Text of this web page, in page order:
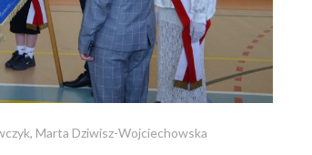
, Marta Dziwisz-Wojciechowska